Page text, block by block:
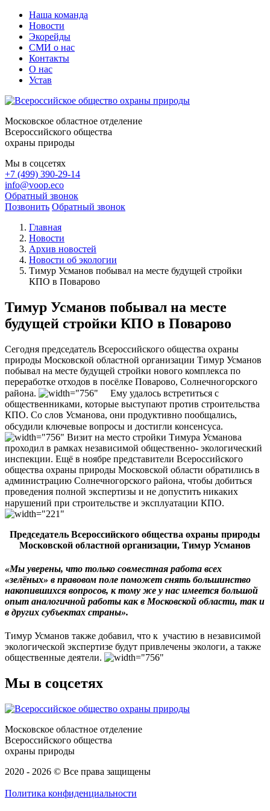
Наша команда
Новости
Экорейды
СМИ о нас
Контакты
О нас
Устав
Московское областное отделение
Всероссийского общества
охраны природы
Мы в соцсетях
+7 (499) 390-29-14
info@voop.eco
Обратный звонок
Позвонить Обратный звонок
Главная
Новости
Архив новостей
Новости об экологии
Тимур Усманов побывал на месте будущей стройки
КПО в Поварово
Тимур Усманов побывал на месте
будущей стройки КПО в Поварово
Сегодня председатель Всероссийского общества охраны
природы Московской областной организации Тимур Усманов
побывал на месте будущей стройки нового комплекса по
переработке отходов в посёлке Поварово, Солнечногорского
района.
⠀ Ему удалось встретиться с
общественниками, которые выступают против строительства
КПО. Со слов Усманова, они продуктивно пообщались,
обсудили ключевые вопросы и достигли консенсуса. ⠀
Визит на место стройки Тимура Усманова
проходил в рамках независимой общественно- экологический
инспекции. Ещё в ноябре представители Всероссийского
общества охраны природы Московской области обратились в
администрацию Солнечногорского района, чтобы добиться
проведения полной экспертизы и не допустить никаких
нарушений при строительстве и эксплуатации КПО.⠀
Председатель Всероссийского общества охраны природы
Московской областной организации, Тимур Усманов
«Мы уверены, что только совместная работа всех
«зелёных» в правовом поле поможет снять большинство
накопившихся вопросов, к тому же у нас имеется большой
опыт аналогичной работы как в Московской области, так и
в других субъектах страны».
Тимур Усманов также добавил, что к участию в независимой
экологической экспертизе будут привлечены экологи, а также
общественные деятели.
Мы в соцсетях
Московское областное отделение
Всероссийского общества
охраны природы
2020 - 2026 © Все права защищены
Политика конфиденциальности